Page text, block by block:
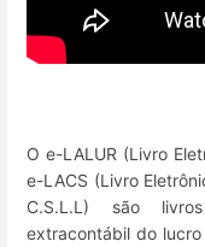
O e-LALUR (Livro
e-LACS (Livro
C.S.L.L) são
extracontábil do